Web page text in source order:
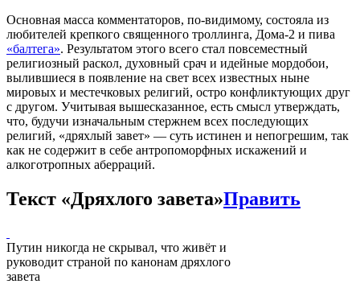
Основная масса комментаторов, по-видимому, состояла из
любителей крепкого священного троллинга, Дома-2 и пива
«балтега». Результатом этого всего стал повсеместный
религиозный раскол, духовный срач и идейные мордобои,
вылившиеся в появление на свет всех известных ныне
мировых и местечковых религий, остро конфликтующих друг
с другом. Учитывая вышесказанное, есть смысл утверждать,
что, будучи изначальным стержнем всех последующих
религий, «дряхлый завет» — суть истинен и непогрешим, так
как не содержит в себе антропоморфных искажений и
алкоготропных аберраций.
Текст «Дряхлого завета»Править
Путин никогда не скрывал, что живёт и
руководит страной по канонам дряхлого
завета